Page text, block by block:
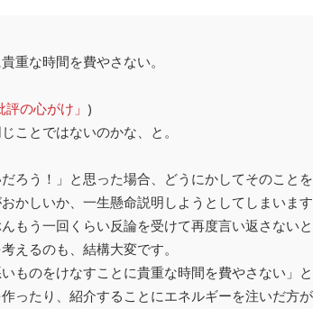
重な時間を費やさない。
の心がけ」 )
ことではないのかな、と。
ろう！」と思った場合、どうにかしてそのこと
かしいか、一生懸命説明しようとしてしまいます
もう一回くらい反論を受けて再度言い返さない
えるのも、結構大変です。
ものをけなすことに貴重な時間を費やさない」
ったり、紹介することにエネルギーを注いだ方